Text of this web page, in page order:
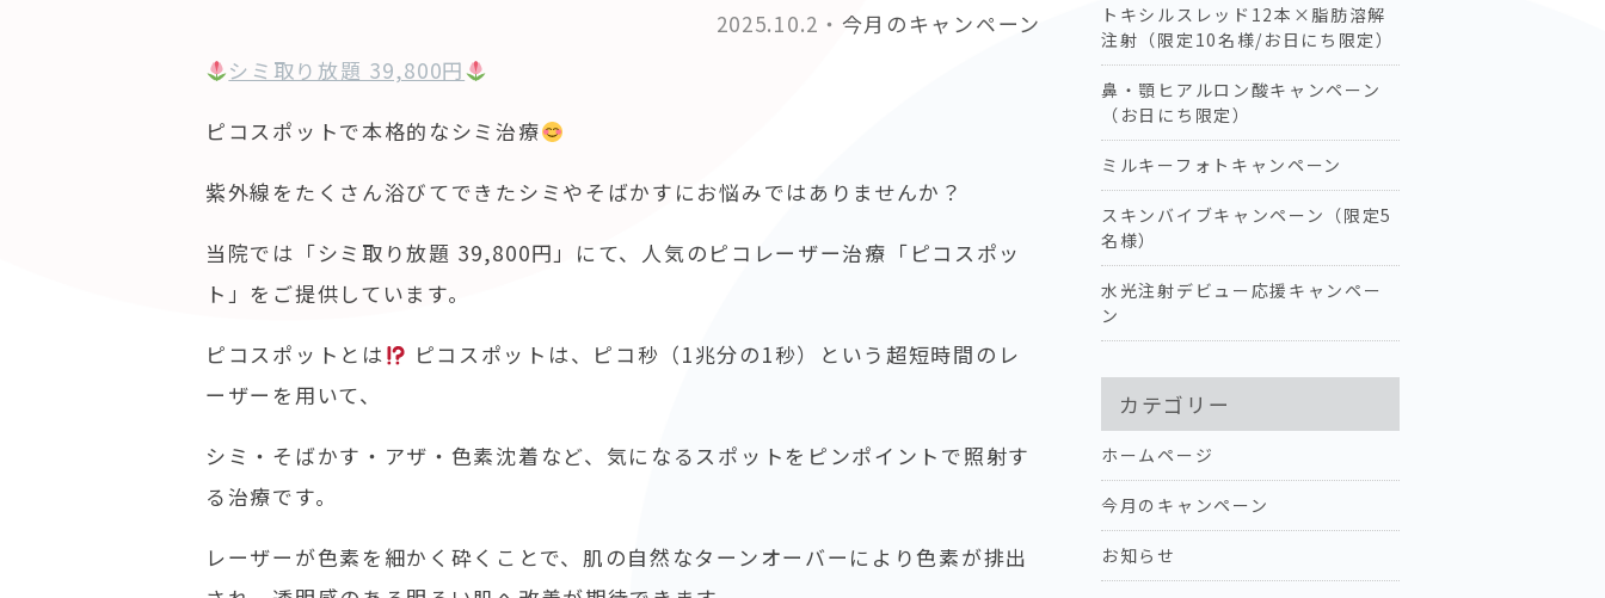
2025.10.2・ 今月のキャンペーン
シミ取り放題 39,800円
ピコスポットで本格的なシミ治療
紫外線をたくさん浴びてできたシミやそばかすにお悩みではありませんか？
当院では「シミ取り放題 39,800円」にて、人気のピコレーザー治療「ピコスポッ
ト」をご提供しています。
ピコスポットとは
ピコスポットは、ピコ秒（1兆分の1秒）という超短時間のレ
ーザーを用いて、
シミ・そばかす・アザ・色素沈着など、気になるスポットをピンポイントで照射す
る治療です。
レーザーが色素を細かく砕くことで、肌の自然なターンオーバーにより色素が排出
トキシルスレッド12本×脂肪溶解
注射（限定10名様/お日にち限定）
鼻・顎ヒアルロン酸キャンペーン
（お日にち限定）
ミルキーフォトキャンペーン
スキンバイブキャンペーン（限定5
名様）
水光注射デビュー応援キャンペー
ン
カテゴリー
ホームページ
今月のキャンペーン
お知らせ